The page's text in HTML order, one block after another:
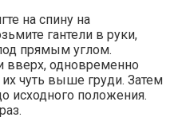
на спину на
гантели в руки,
прямым углом.
вверх, одновременно
чуть выше груди. Затем
исходного положения.